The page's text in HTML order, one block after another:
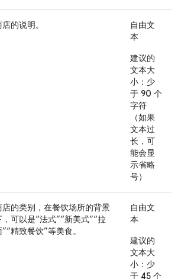
的说明。
自由文
本
建议的
文本大
小：少
于 90 个
字符
（如果
文本过
长，可
能会显
示省略
号）
店的类别，在餐饮场所的背景
，可以是“法式”“新美式”“拉
”“精致餐饮”等美食。
自由文
本
建议的
文本大
小：少
于 45 个